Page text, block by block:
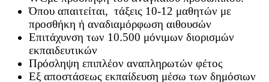
Όπου απαιτείται, τάξεις 10-12 μαθητών με
προσθήκη ή αναδιαμόρφωση αιθουσών
Επιτάχυνση των 10.500 μόνιμων διορισμών
εκπαιδευτικών
Πρόσληψη επιπλέον αναπληρωτών φέτος
Εξ αποστάσεως εκπαίδευση μέσω των δημόσιων